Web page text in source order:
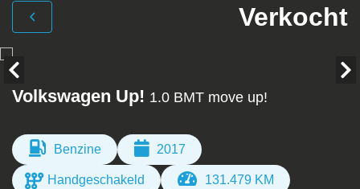
Verkocht
Volkswagen Up! 1.0 BMT move up!
Benzine 2017
Handgeschakeld 131.479 KM